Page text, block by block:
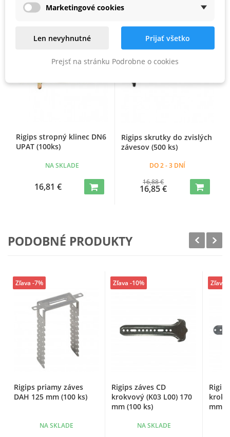
Rigips stropný klinec DN6
UPAT (100ks)
NA SKLADE
16,81 €
Rigips skrutky do zvislých
závesov (500 ks)
DO 2 - 3 DNÍ
16,88 €
16,85 €
Zľava 0%
PODOBNÉ PRODUKTY
Rigips priamy záves
DAH 125 mm (100 ks)
NA SKLADE
Zľava -7%
Rigips záves CD
krokvový (K03 L00) 170
mm (100 ks)
NA SKLADE
Zľava -10%
mm
Zľava
Marketingové cookies
Len nevyhnutné Prijať všetko
Prejsť na stránku Podrobne o cookies